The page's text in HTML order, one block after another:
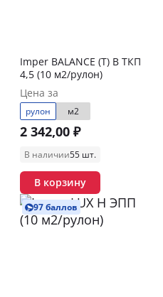
Imper BALANCE (Т) В ТКП
4,5 (10 м2/рулон)
Цена за
рулон м2
2 342,00 ₽
В наличии55 шт.
В корзину
97 баллов